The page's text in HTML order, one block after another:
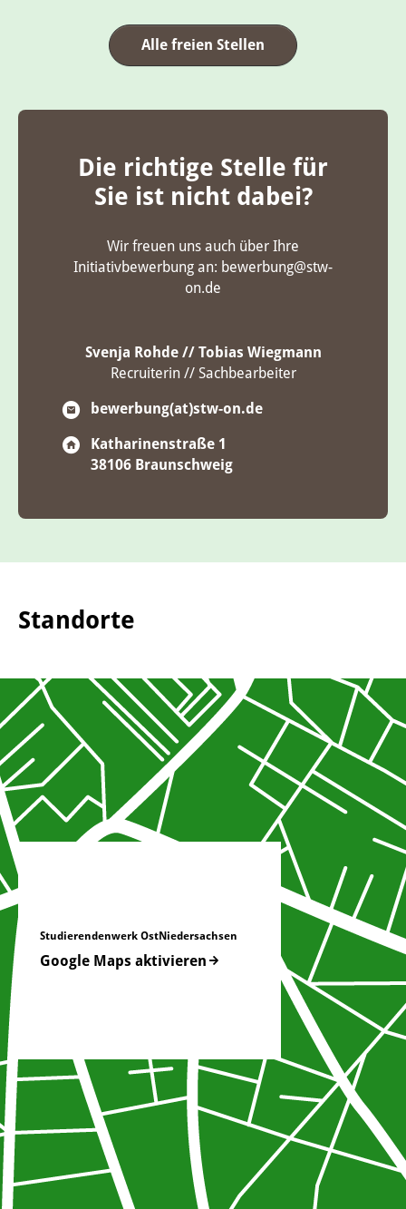
Alle freien Stellen
Die richtige Stelle für
Sie ist nicht dabei?
Wir freuen uns auch über Ihre
Initiativbewerbung an: bewerbung@stw-
on.de
Svenja Rohde // Tobias Wiegmann
Recruiterin // Sachbearbeiter
bewerbung(at)stw-on.de
Katharinenstraße 1
38106 Braunschweig
Standorte
Studierendenwerk OstNiedersachsen
Google Maps aktivieren